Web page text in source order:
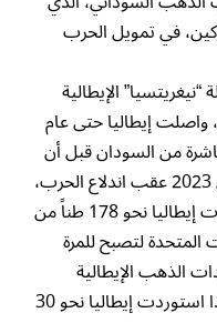
في تمويل الحرب
الإيطالية
واصلت إيطاليا حتى عام
من السودان قبل أن
تتوقف هذه الواردات في 2023 عقب اندلاع الحرب،
وخلال عام 2025 استوردت إيطاليا نحو 178 طناً من
لتصبح للمرة
الذهب الإيطالية
متقدمة على سويسرا، كذا استوردت إيطاليا نحو 30